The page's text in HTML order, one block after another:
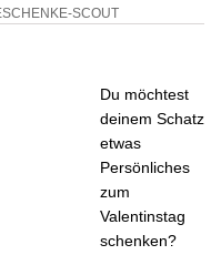
SCOUT
Du möchtest
deinem Schatz
etwas
Persönliches
zum
Valentinstag
schenken?